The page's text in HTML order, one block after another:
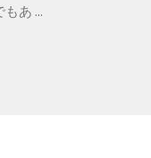
あ ...